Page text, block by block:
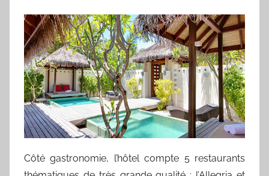
Côté gastronomie, l’hôtel compte 5 restaurants